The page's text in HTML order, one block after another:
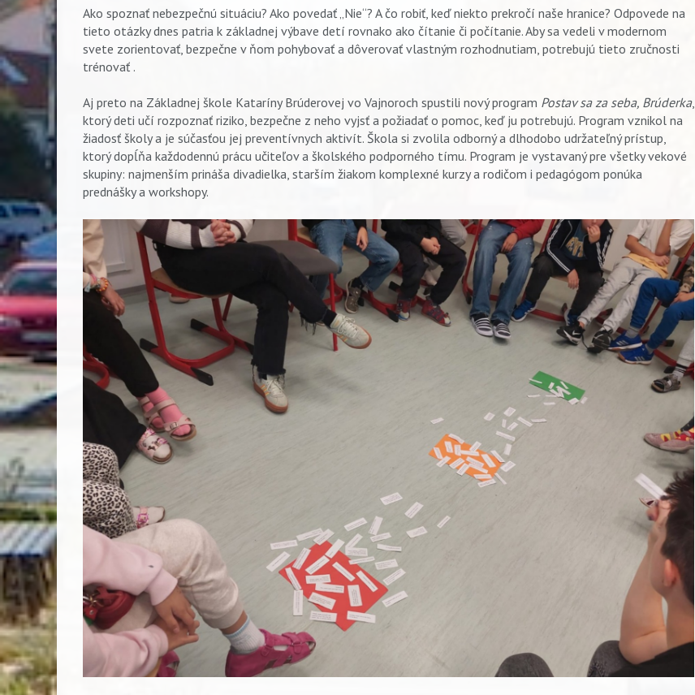
Ako spoznať nebezpečnú situáciu? Ako povedať „Nie“? A čo robiť, keď niekto prekročí naše hranice? Odpovede na
tieto otázky dnes patria k základnej výbave detí rovnako ako čítanie či počítanie. Aby sa vedeli v modernom
svete zorientovať, bezpečne v ňom pohybovať a dôverovať vlastným rozhodnutiam, potrebujú tieto zručnosti
trénovať .
Aj preto na Základnej škole Kataríny Brúderovej vo Vajnoroch spustili nový program Postav sa za seba, Brúderka,
ktorý deti učí rozpoznať riziko, bezpečne z neho vyjsť a požiadať o pomoc, keď ju potrebujú. Program vznikol na
žiadosť školy a je súčasťou jej preventívnych aktivít. Škola si zvolila odborný a dlhodobo udržateľný prístup,
ktorý dopĺňa každodennú prácu učiteľov a školského podporného tímu. Program je vystavaný pre všetky vekové
skupiny: najmenším prináša divadielka, starším žiakom komplexné kurzy a rodičom i pedagógom ponúka
prednášky a workshopy.